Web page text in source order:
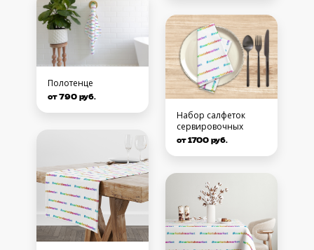
Полотенце
от 790 руб.
Набор салфеток
сервировочных
от 1700 руб.